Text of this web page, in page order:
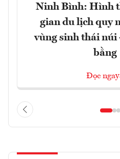
Ninh Bình: Hình
gian du lịch quy
vùng sinh thái núi
bằng
Đọc ngay